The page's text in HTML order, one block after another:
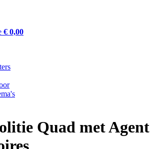
€ 0,00
Quad met Agent